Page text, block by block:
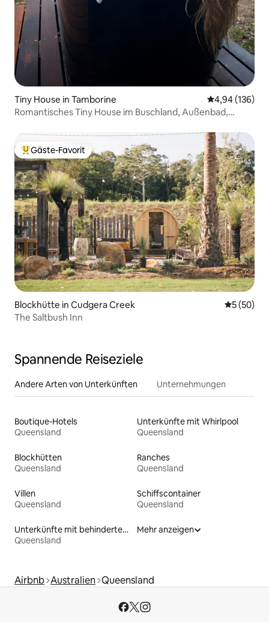
Tiny House in Tamborine
4,94 (136)
Romantisches Tiny House im Buschland, Außenbad,
Beliebter Gäste-Favorit.
Gäste-Favorit
Blockhütte in Cudgera Creek
5 (50)
The Saltbush Inn
Spannende Reiseziele
Andere Arten von Unterkünften Unternehmungen
Boutique-Hotels
Queensland
Unterkünfte mit Whirlpool
Queensland
Blockhütten
Queensland
Ranches
Queensland
Villen
Queensland
Schiffscontainer
Queensland
Unterkünfte mit behindertengerechtem Bett
Queensland
Mehr anzeigen
Airbnb Australien Queensland